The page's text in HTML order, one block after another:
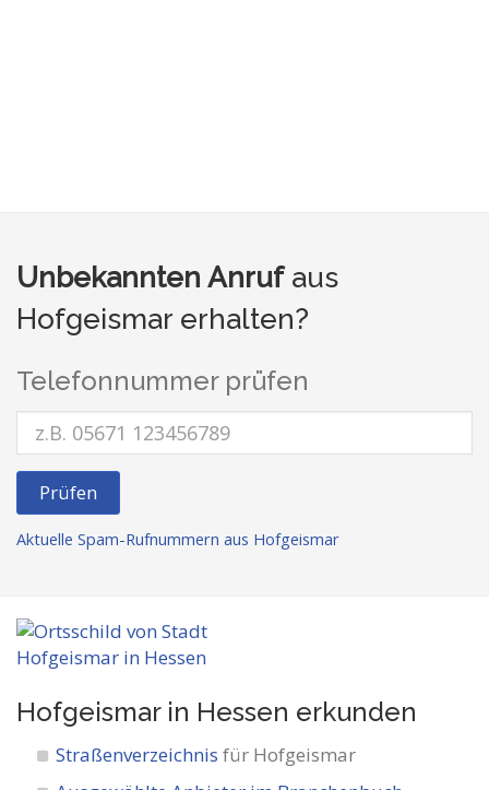
Unbekannten Anrufaus
Hofgeismar erhalten?
Telefonnummer prüfen
Prüfen
Aktuelle Spam-Rufnummern aus Hofgeismar
Hofgeismar in Hessen erkunden
Straßenverzeichnis für Hofgeismar